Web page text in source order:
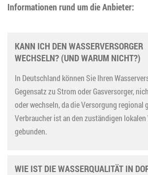
Informationen rund um die Anbieter:
KANN ICH DEN WASSERVERSORGER
WECHSELN? (UND WARUM NICHT?)
In Deutschland können Sie Ihren
Gegensatz zu Strom oder Gasversorger,
oder wechseln, da die Versorgung regional
Verbraucher ist an den zuständigen
gebunden.
WIE IST DIE WASSERQUALITÄT IN